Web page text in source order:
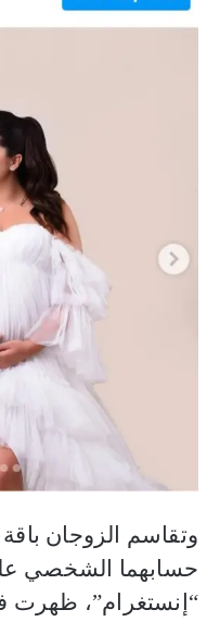
وتقاسم الزوجان باقة
حسابهما الشخصي
“إنستغرام”، ظهرت